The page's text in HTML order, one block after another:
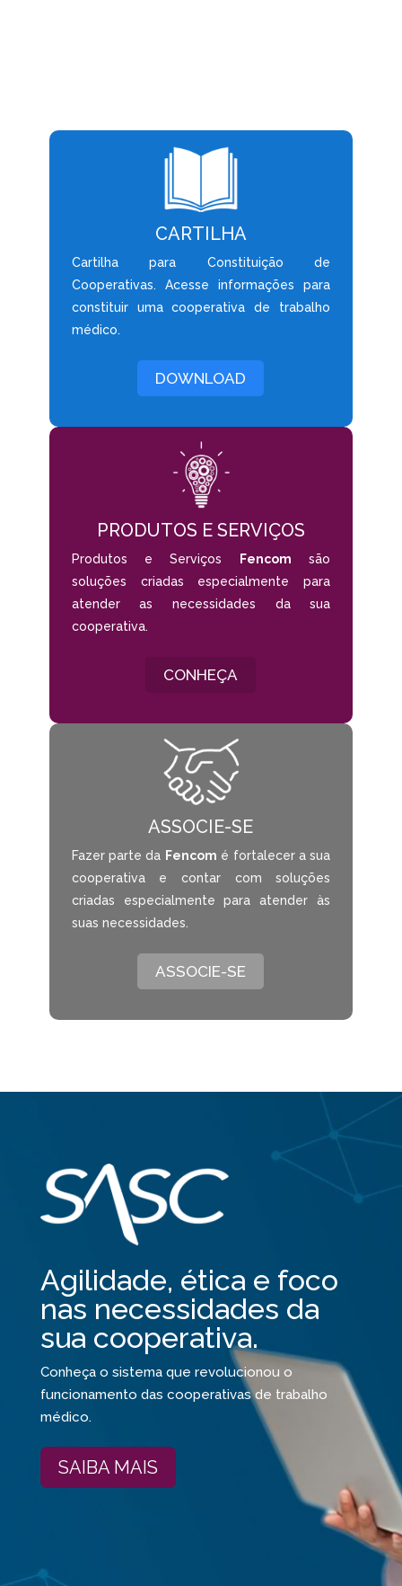
CARTILHA
Cartilha para Constituição de
Cooperativas. Acesse informações para
constituir uma cooperativa de trabalho
médico.
DOWNLOAD
PRODUTOS E SERVIÇOS
Produtos e Serviços Fencom são
soluções criadas especialmente para
atender as necessidades da sua
cooperativa.
CONHEÇA
ASSOCIE-SE
Fazer parte da Fencom é fortalecer a sua
cooperativa e contar com soluções
criadas especialmente para atender às
suas necessidades.
ASSOCIE-SE
Agilidade, ética e foco
nas necessidades da
sua cooperativa.
Conheça o sistema que revolucionou o
funcionamento das cooperativas de trabalho
médico.
SAIBA MAIS